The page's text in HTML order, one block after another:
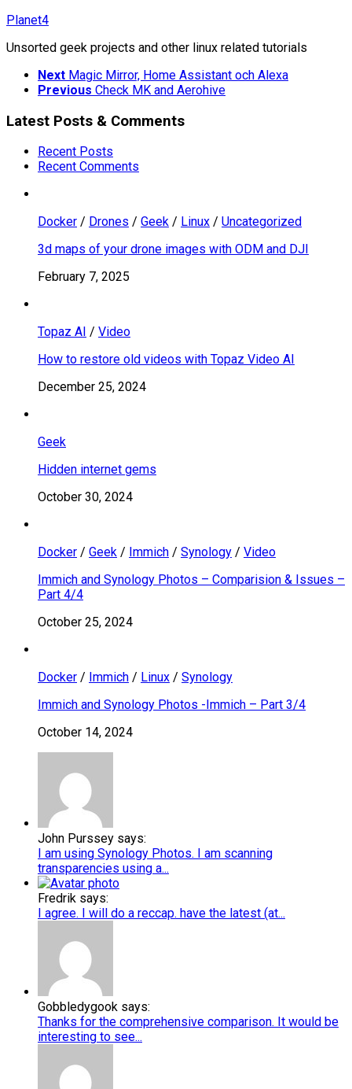
Skip
content
Planet4
Unsorted geek projects and other linux related tutorials
Next Magic Mirror, Home Assistant och Alexa
Previous Check MK and Aerohive
Latest Posts & Comments
Recent Posts
Recent Comments
Docker / Drones / Geek / Linux / Uncategorized
3d maps of your drone images with ODM and DJI
February 7, 2025
Topaz AI / Video
How to restore old videos with Topaz Video AI
December 25, 2024
Geek
Hidden internet gems
October 30, 2024
Docker / Geek / Immich / Synology / Video
Immich and Synology Photos – Comparision & Issues –
Part 4/4
October 25, 2024
Docker / Immich / Linux / Synology
Immich and Synology Photos -Immich – Part 3/4
October 14, 2024
John Purssey says:
I am using Synology Photos. I am scanning
transparencies using a...
Fredrik says:
I agree. I will do a reccap. have the latest (at...
Gobbledygook says:
Thanks for the comprehensive comparison. It would be
interesting to see...